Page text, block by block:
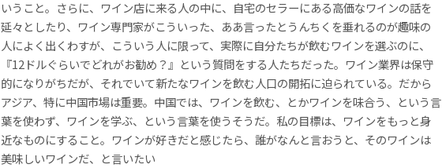
いうこと。さらに、ワイン店に来る人の中に、自宅のセラーにある高価なワインの話を
延々としたり、ワイン専門家がこういった、ああ言ったとうんちくを垂れるのが趣味の
人によく出くわすが、こういう人に限って、実際に自分たちが飲むワインを選ぶのに、
『12ドルぐらいでどれがお勧め？』という質問をする人たちだった。ワイン業界は保守
的になりがちだが、それでいて新たなワインを飲む人口の開拓に迫られている。だから
アジア、特に中国市場は重要。中国では、ワインを飲む、とかワインを味合う、という言
葉を使わず、ワインを学ぶ、という言葉を使うそうだ。私の目標は、ワインをもっと身
近なものにすること。ワインが好きだと感じたら、誰がなんと言おうと、そのワインは
美味しいワインだ、と言いたい